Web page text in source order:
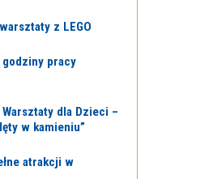
z LEGO
godziny pracy
Warsztaty dla Dzieci –
w kamieniu”
atrakcji w